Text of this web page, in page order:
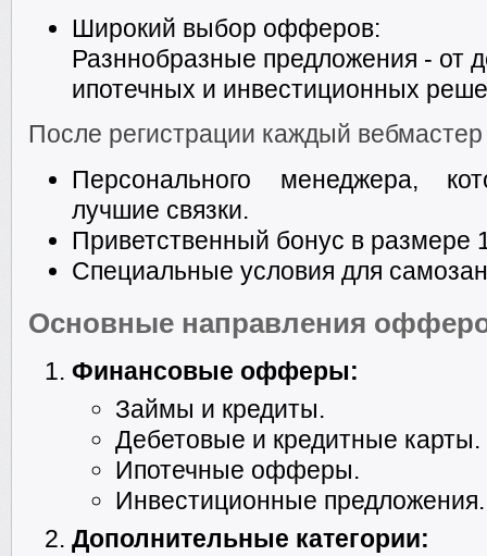
Широкий выбор офферов:
Разннобразные предложения - от
ипотечных и инвестиционных
После регистрации каждый вебмастер
Персонального менеджера,
лучшие связки.
Приветственный бонус в размере
Специальные условия для
Основные направления
Финансовые офферы:
Займы и кредиты.
Дебетовые и кредитные карты.
Ипотечные офферы.
Инвестиционные предложения.
Дополнительные категории: